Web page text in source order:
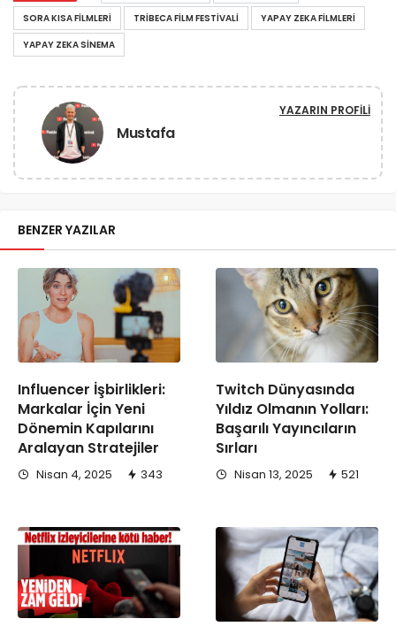
SORA KISA FILMLERI
TRIBECA FILM FESTIVALI
YAPAY ZEKA FILMLERI
YAPAY ZEKA SINEMA
Mustafa
YAZARIN PROFILI
BENZER YAZILAR
Influencer İşbirlikleri:
Markalar İçin Yeni
Dönemin Kapılarını
Aralayan Stratejiler
Nisan 4, 2025 343
Twitch Dünyasında
Yıldız Olmanın Yolları:
Başarılı Yayıncıların
Sırları
Nisan 13, 2025 521